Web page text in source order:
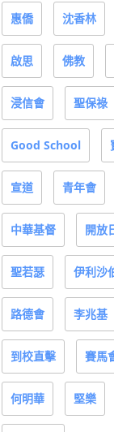
惠僑 沈香林
啟思 佛教
浸信會 聖保祿
Good School
宣道 青年會
中華基督 開放
聖若瑟 伊利沙
路德會 李兆基
到校直擊 賽馬
何明華 堅樂